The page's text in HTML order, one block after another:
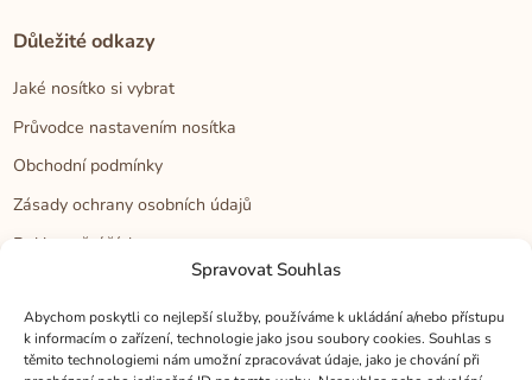
Spravovat Souhlas
Abychom poskytli co nejlepší služby, používáme k ukládání a/nebo přístupu
k informacím o zařízení, technologie jako jsou soubory cookies. Souhlas s
těmito technologiemi nám umožní zpracovávat údaje, jako je chování při
Důležité odkazy
Jaké nosítko si vybrat
Průvodce nastavením nosítka
Obchodní podmínky
Zásady ochrany osobních údajů
Reklamační řád
Kontakt